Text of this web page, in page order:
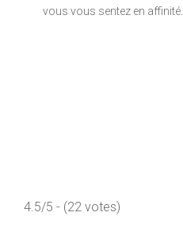
vous vous sentez en affinité.
4.5/5 - (22 votes)